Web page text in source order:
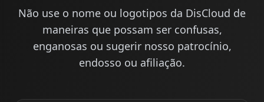
Não use o nome ou logotipos da DisCloud de
maneiras que possam ser confusas,
enganosas ou sugerir nosso patrocínio,
endosso ou afiliação.